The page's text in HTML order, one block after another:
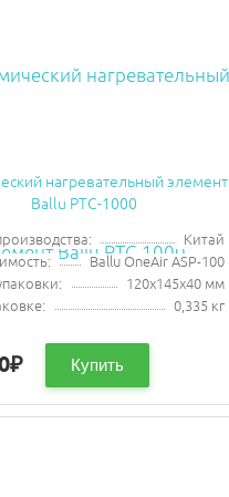
нагревательный элемент
Ballu PTC-1000
Китай
Ballu OneAir ASP-100
120х145х40 мм
0,335 кг
₽ Купить